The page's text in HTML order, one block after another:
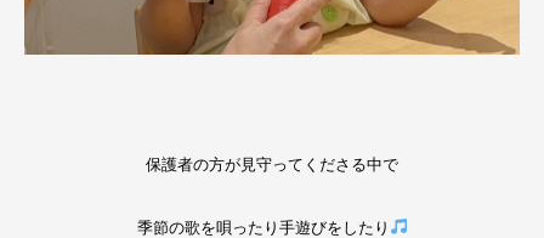
保護者の方が見守ってくださる中で
季節の歌を唄ったり手遊びをしたり